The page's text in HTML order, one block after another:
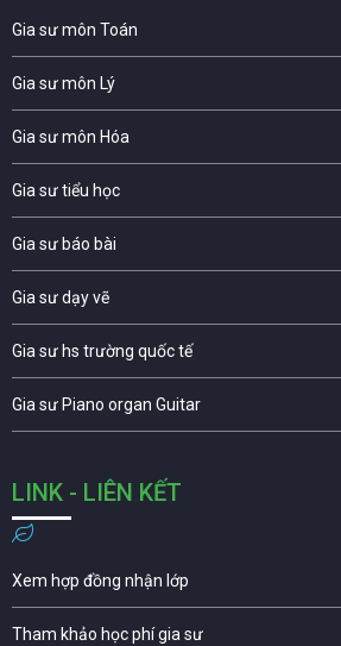
Gia sư môn Toán
Gia sư môn Lý
Gia sư môn Hóa
Gia sư tiểu học
Gia sư báo bài
Gia sư dạy vẽ
Gia sư hs trường quốc tế
Gia sư Piano organ Guitar
LINK - LIÊN KẾT
Xem hợp đồng nhận lớp
Tham khảo học phí gia sư